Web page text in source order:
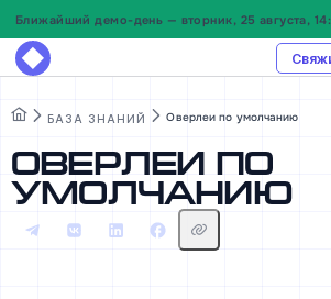
БАЗА ЗНАНИЙ Оверлеи по умолчанию
Оверлеи по
умолчанию